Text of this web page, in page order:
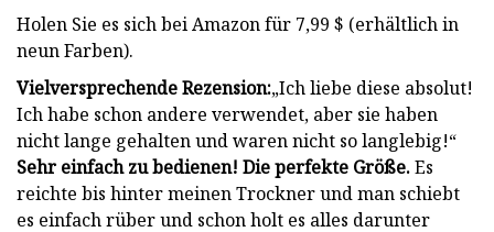
Holen Sie es sich bei Amazon für 7,99 $ (erhältlich in
neun Farben).
Vielversprechende Rezension:„Ich liebe diese absolut!
Ich habe schon andere verwendet, aber sie haben
nicht lange gehalten und waren nicht so langlebig!“
Sehr einfach zu bedienen! Die perfekte Größe.Es
reichte bis hinter meinen Trockner und man schiebt
es einfach rüber und schon holt es alles darunter